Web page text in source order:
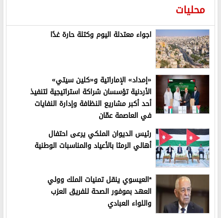
محليات
اجواء معتدلة اليوم وكتلة حارة غدًا
«إمداد» الإماراتية و«كلين سيتي»
الأردنية تؤسسان شراكة استراتيجية لتنفيذ
أحد أكبر مشاريع النظافة وإدارة النفايات
في العاصمة عمّان
رئيس الديوان الملكي يرعى احتفال
أهالي الرمثا بالأعياد والمناسبات الوطنية
*العيسوي ينقل تمنيات الملك وولي
العهد بموفور الصحة للفريق العزب
واللواء العبادي